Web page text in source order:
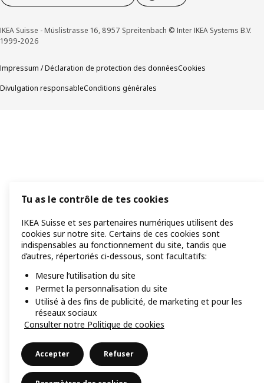
IKEA Suisse - Müslistrasse 16, 8957 Spreitenbach © Inter IKEA Systems B.V.
1999-2026
Impressum / Déclaration de protection des donnéesCookies
Divulgation responsableConditions générales
Tu as le contrôle de tes cookies
IKEA Suisse et ses partenaires numériques utilisent des
cookies sur notre site. Certains de ces cookies sont
indispensables au fonctionnement du site, tandis que
d’autres, répertoriés ci-dessous, sont facultatifs:
Mesure l’utilisation du site
Permet la personnalisation du site
Utilisé à des fins de publicité, de marketing et pour les
réseaux sociaux
Consulter notre Politique de cookies
Accepter Refuser